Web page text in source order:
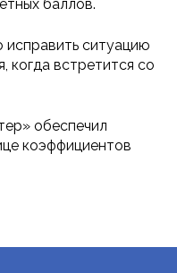
баллов.
ситуацию
когда встретится со
обеспечил
коэффициентов